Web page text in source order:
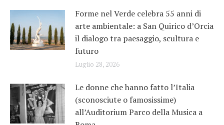
Forme nel Verde celebra 55 anni di
arte ambientale: a San Quirico d’Orcia
il dialogo tra paesaggio, scultura e
futuro
Luglio 28, 2026
Le donne che hanno fatto l’Italia
(sconosciute o famosissime)
all’Auditorium Parco della Musica a